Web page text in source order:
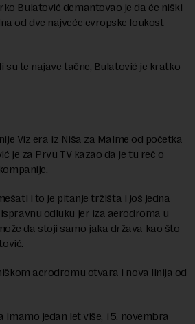
Bulatović demantovao je da će niški
od dve najveće evropske loukost
su te najave tačne, Bulatović je kratko
Viz era iz Niša za Malme od početka
je za Prvu TV kazao da je tu reč o
i to je pitanje tržišta i još jedna
odluku jer iza aerodroma u
da stoji samo jaka država kao što
aerodromu otvara i nova linija od
imamo jedan let više, 15. novembra